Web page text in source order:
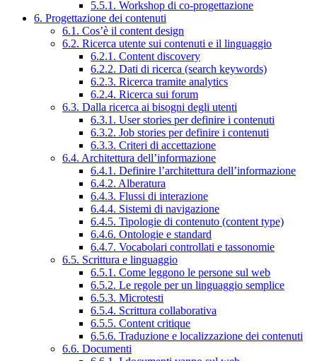
5.5.1. Workshop di co-progettazione
6. Progettazione dei contenuti
6.1. Cos’è il content design
6.2. Ricerca utente sui contenuti e il linguaggio
6.2.1. Content discovery
6.2.2. Dati di ricerca (search keywords)
6.2.3. Ricerca tramite analytics
6.2.4. Ricerca sui forum
6.3. Dalla ricerca ai bisogni degli utenti
6.3.1. User stories per definire i contenuti
6.3.2. Job stories per definire i contenuti
6.3.3. Criteri di accettazione
6.4. Architettura dell’informazione
6.4.1. Definire l’architettura dell’informazione
6.4.2. Alberatura
6.4.3. Flussi di interazione
6.4.4. Sistemi di navigazione
6.4.5. Tipologie di contenuto (content type)
6.4.6. Ontologie e standard
6.4.7. Vocabolari controllati e tassonomie
6.5. Scrittura e linguaggio
6.5.1. Come leggono le persone sul web
6.5.2. Le regole per un linguaggio semplice
6.5.3. Microtesti
6.5.4. Scrittura collaborativa
6.5.5. Content critique
6.5.6. Traduzione e localizzazione dei contenuti
6.6. Documenti